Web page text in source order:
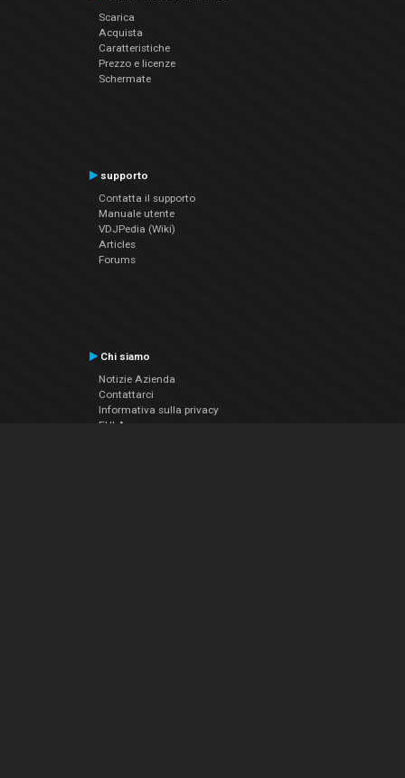
Scarica
Acquista
Caratteristiche
Prezzo e licenze
Schermate
supporto
Contatta il supporto
Manuale utente
VDJPedia (Wiki)
Articles
Forums
Chi siamo
Notizie Azienda
Contattarci
Informativa sulla privacy
EULA